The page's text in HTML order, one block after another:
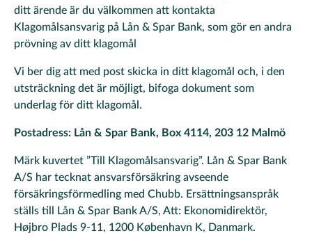
ditt ärende är du välkommen att kontakta
Klagomålsansvarig på Lån & Spar Bank, som gör en andra
prövning av ditt klagomål
Vi ber dig att med post skicka in ditt klagomål och, i den
utsträckning det är möjligt, bifoga dokument som
underlag för ditt klagomål.
Postadress: Lån & Spar Bank, Box 4114, 203 12 Malmö
Märk kuvertet ”Till Klagomålsansvarig”. Lån & Spar Bank
A/S har tecknat ansvarsförsäkring avseende
försäkringsförmedling med Chubb. Ersättningsanspråk
ställs till Lån & Spar Bank A/S, Att: Ekonomidirektör,
Højbro Plads 9-11, 1200 København K, Danmark.